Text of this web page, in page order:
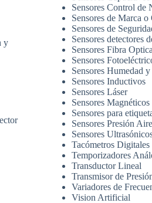
y
Sensores Control
Sensores de Marca o
Sensores de
Sensores detectores
Sensores Fibra Optica
Sensores
Sensores Humedad
Sensores Inductivos
Sensores Láser
Sensores Magnéticos
Sensores para
Sensores Presión
Sensores
Tacómetros Digitales
Temporizadores
Transductor Lineal
Transmisor de
Variadores de
Vision Artificial